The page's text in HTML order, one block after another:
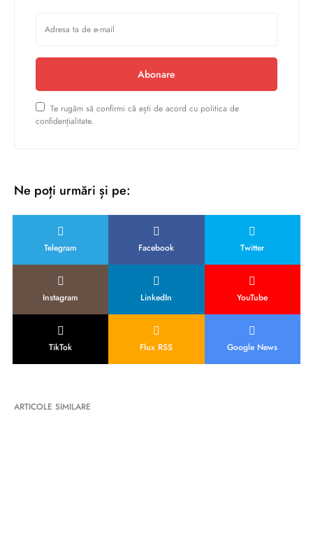
Abonare
Te rugăm să confirmi că ești de acord cu politica de
confidențialitate.
Ne poți urmări și pe:
Telegram Facebook Twitter
Instagram LinkedIn YouTube
TikTok Flux RSS Google News
ARTICOLE SIMILARE